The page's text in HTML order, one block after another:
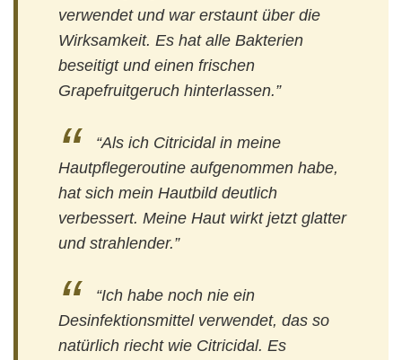
verwendet und war erstaunt über die
Wirksamkeit. Es hat alle Bakterien
beseitigt und einen frischen
Grapefruitgeruch hinterlassen.”
“Als ich Citricidal in meine
Hautpflegeroutine aufgenommen habe,
hat sich mein Hautbild deutlich
verbessert. Meine Haut wirkt jetzt glatter
und strahlender.”
“Ich habe noch nie ein
Desinfektionsmittel verwendet, das so
natürlich riecht wie Citricidal. Es